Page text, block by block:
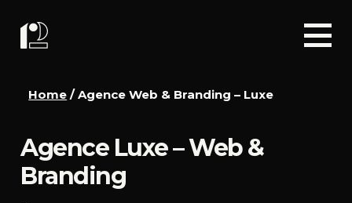
Home /Agence Web & Branding – Luxe
Agence Luxe – Web &
Branding